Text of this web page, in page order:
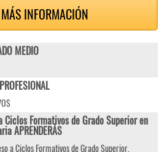
INFORMACIÓN
MEDIO
Ciclos Formativos de Grado Superior en
APRENDERÁS
a Ciclos Formativos de Grado Superior,